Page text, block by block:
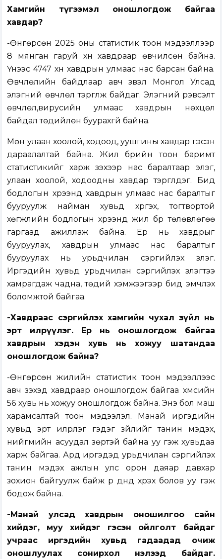
Хамгийн түгээмэл оношлогдож байгаа
хавдар?
-Өнгөрсөн 2025 оны статистик тоон мэдээллээр
8 мянган гаруй хүн хавдраар өвчилсөн байна.
Үүнээс 4747 хүн хавдрын улмаас нас барсан байна.
Өвчлөлийн байдлаар авч үзвэл Монгол Улсад
элэгний өвчлөл тэргүүлж байдаг. Элэгний үрэвсэлт
өвчлөл,вирусийн улмаас хавдрын нөхцөл
байдал төдийлөн буурахгүй байна.
Мөн улаан хоолой, ходоод, уушгины хавдар гэсэн
дараалалтай байна. Жил бүрийн тоон баримт
статистикийг харж үзэхээр нас баралтаар элэг,
улаан хоолой, ходоодны хавдар тэргүүлдэг. Бид
бодлогын хүрээнд хавдрын улмаас нас баралтыг
бууруулж найман хувьд хүргэх, тогтвортой
хөгжлийн бодлогын хүрээнд жил бүр төлөвлөгөө
гаргаад ажиллаж байна. Ер нь хавдрыг
бууруулах, хавдрын улмаас нас баралтыг
бууруулах нь урьдчилан сэргийлэх үзлэг.
Иргэдийн хувьд урьдчилан сэргийлэх үзлэгтээ
хамрагдаж чадна, төдий хэмжээгээр бид эмчлэх
боломжтой байгаа.
-Хавдраас сэргийлэх хамгийн чухал зүйл нь
эрт илрүүлэг. Ер нь оношлогдож байгаа
хавдрын хэдэн хувь нь хожуу шатандаа
оношлогдож байна?
-Өнгөрсөн жилийн статистик тоон мэдээллээс
авч үзэхэд хавдраар оношлогдож байгаа хүмүүсийн
56 хувь нь хожуу оношлогдож байна. Энэ бол маш
харамсалтай тоон мэдээлэл. Манай иргэдийн
хувьд эрт илрүүлэг гэдэг зүйлийг танин мэдэх,
нийгмийн асуудал зөрүүтэй байна уу гэж хувьдаа
харж байгаа. Ард иргэдэд урьдчилан сэргийлэх
танин мэдэх ажлын улс орон даяар давхар
зохион байгуулж байж үр дүнд хүрэх болов уу гэж
бодож байна.
-Манай улсад хавдрын оношилгоо сайн
хийдэг, муу хийдэг гэсэн ойлголт байдаг
учраас иргэдийн хувьд гадаадад очиж
оношлуулах сонирхол нэлээд байдаг.